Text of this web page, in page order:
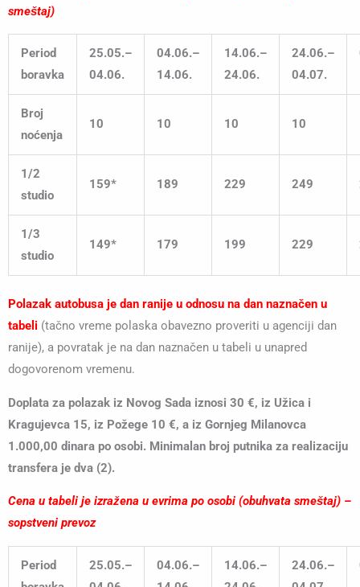
smeštaj)
Period
boravka
25.05.–
04.06.
04.06.–
14.06.
14.06.–
24.06.
24.06.–
04.07.
Broj
noćenja
10 10 10 10
1/2
studio
159* 189 229 249
1/3
studio
149* 179 199 229
Polazak autobusa je dan ranije u odnosu na dan naznačen u
tabeli (tačno vreme polaska obavezno proveriti u agenciji dan
ranije), a povratak je na dan naznačen u tabeli u unapred
dogovorenom vremenu.
Doplata za polazak iz Novog Sada iznosi 30 €, iz Užica i
Kragujevca 15, iz Požege 10 €, a iz Gornjeg Milanovca
1.000,00 dinara po osobi. Minimalan broj putnika za realizaciju
transfera je dva (2).
Cena u tabeli je izražena u evrima po osobi (obuhvata smeštaj) –
sopstveni prevoz
Period
25.05.–
04.06.–
14.06.–
24.06.–